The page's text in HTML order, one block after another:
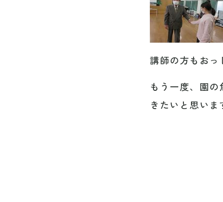
講師の方もおっ
もう一度、園
きたいと思いま